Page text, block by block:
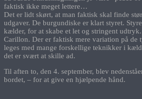
faktisk ikke meget lettere…
Det er lidt skørt, at man faktisk skal finde
udgaver. De burgundiske er klart styret.
kælder, for at skabe et let og stringent udtryk.
Carillon. Der er faktisk mere variation på de
leges med mange forskellige teknikker i
det er svært at skille ad.
Til aften to, den 4. september, blev
bordet, – for at give en hjælpende hånd.